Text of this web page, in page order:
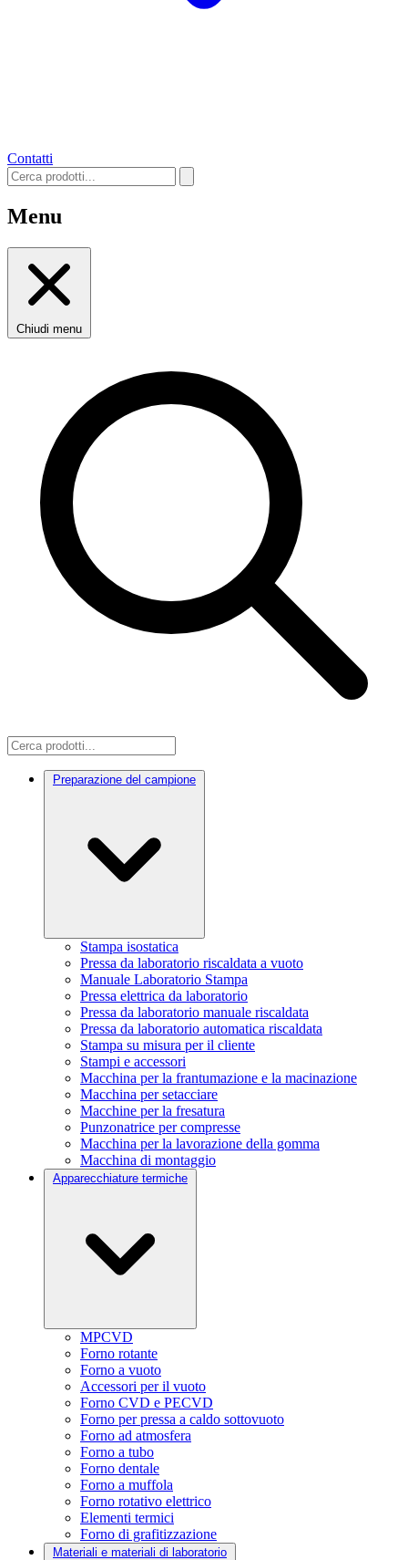
Contatti
Menu
Chiudi menu
Preparazione del campione
Stampa isostatica
Pressa da laboratorio riscaldata a vuoto
Manuale Laboratorio Stampa
Pressa elettrica da laboratorio
Pressa da laboratorio manuale riscaldata
Pressa da laboratorio automatica riscaldata
Stampa su misura per il cliente
Stampi e accessori
Macchina per la frantumazione e la macinazione
Macchina per setacciare
Macchine per la fresatura
Punzonatrice per compresse
Macchina per la lavorazione della gomma
Macchina di montaggio
Apparecchiature termiche
MPCVD
Forno rotante
Forno a vuoto
Accessori per il vuoto
Forno CVD e PECVD
Forno per pressa a caldo sottovuoto
Forno ad atmosfera
Forno a tubo
Forno dentale
Forno a muffola
Forno rotativo elettrico
Elementi termici
Forno di grafitizzazione
Materiali e materiali di laboratorio